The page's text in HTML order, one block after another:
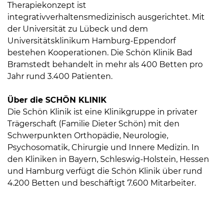
Therapiekonzept ist
integrativverhaltensmedizinisch ausgerichtet. Mit
der Universität zu Lübeck und dem
Universitätsklinikum Hamburg-Eppendorf
bestehen Kooperationen. Die Schön Klinik Bad
Bramstedt behandelt in mehr als 400 Betten pro
Jahr rund 3.400 Patienten.
Über die SCHÖN KLINIK
Die Schön Klinik ist eine Klinikgruppe in privater
Trägerschaft (Familie Dieter Schön) mit den
Schwerpunkten Orthopädie, Neurologie,
Psychosomatik, Chirurgie und Innere Medizin. In
den Kliniken in Bayern, Schleswig-Holstein, Hessen
und Hamburg verfügt die Schön Klinik über rund
4.200 Betten und beschäftigt 7.600 Mitarbeiter.